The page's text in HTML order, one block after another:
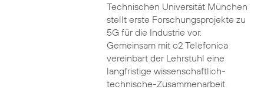
Technischen Universität München
stellt erste Forschungsprojekte zu
5G für die Industrie vor.
Gemeinsam mit o2 Telefonica
vereinbart der Lehrstuhl eine
langfristige wissenschaftlich-
technische-Zusammenarbeit.